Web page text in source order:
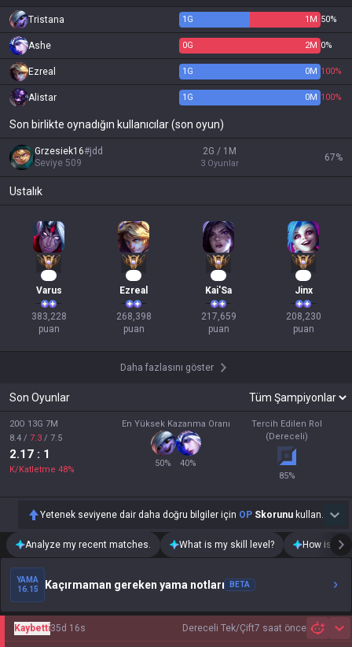
Tristana 1 G 1 M 50%
Ashe 0G 2M 0%
Ezreal 1 G 0M 100%
Alistar 1 G 0M 100%
Son birlikte oynadığın kullanıcılar (son oyun)
Grzesiek16#jdd
Seviye 509
2G / 1M
3 Oyunlar
67%
Ustalık
Varus
383,228
puan
Ezreal
268,398
puan
Kai'Sa
217,659
puan
Jinx
208,230
puan
Daha fazlasını göster
Son Oyunlar
20O 13G 7M
8.4 / 7.3 / 7.5
2.17 : 1
K/Katletme 48%
En Yüksek Kazanma Oranı
50% 40%
Tercih Edilen Rol
(Dereceli)
85%
Yetenek seviyene dair daha doğru bilgiler için OP Skorunu kullan.
Analyze my recent matches. What is my skill level? How is my
YAMA
16.15
Kaçırmaman gereken yama notları BETA
Dereceli Tek/Çift7 saat önce
Kaybetti35d 16s